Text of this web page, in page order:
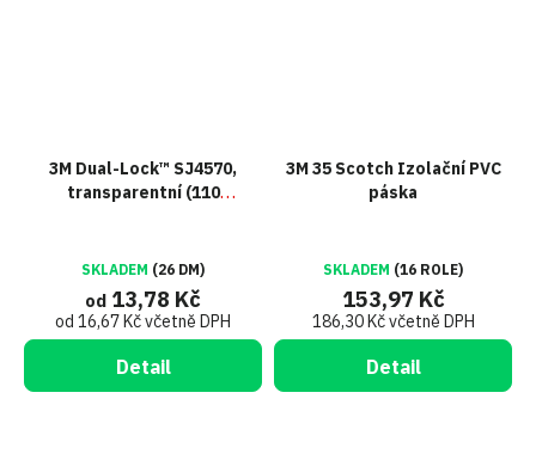
3M Dual-Lock™ SJ4570,
transparentní (110
SKLADEM (26 DM)
od 16,67 Kč včetně DPH
od 13,78 Kč
Detail
3M 35 Scotch Izolační PVC
páska
SKLADEM (16 ROLE)
186,30 Kč včetně DPH
153,97 Kč
Detail